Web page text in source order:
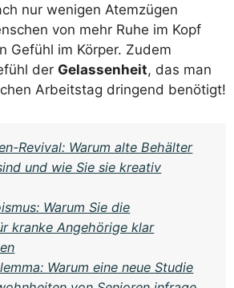
nur wenigen Atemzügen
von mehr Ruhe im Kopf
Gefühl im Körper. Zudem
der Gelassenheit, das man
Arbeitstag dringend benötigt!
Revival: Warum alte Behälter
und wie Sie sie kreativ
Warum Sie die
kranke Angehörige klar
Warum eine neue Studie